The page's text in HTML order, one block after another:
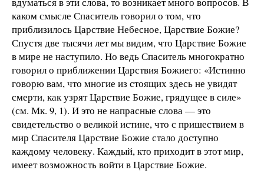
каком смысле Спаситель говорил о том, что
приблизилось Царствие Небесное, Царствие Божие?
Спустя две тысячи лет мы видим, что Царствие Божие
в мире не наступило. Но ведь Спаситель многократно
говорил о приближении Царствия Божиего: «Истинно
говорю вам, что многие из стоящих здесь не увидят
смерти, как узрят Царствие Божие, грядущее в силе»
(см. Мк. 9, 1). И это не напрасные слова — это
свидетельство о великой истине, что с пришествием в
мир Спасителя Царствие Божие стало доступно
каждому человеку. Каждый, кто приходит в этот мир,
имеет возможность войти в Царствие Божие.